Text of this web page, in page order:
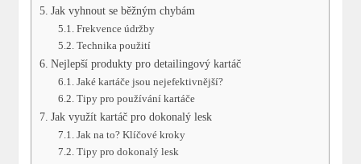
Jak vyhnout ⁢se běžným‌ chybám
Frekvence ‌údržby
Technika ⁤použití
Nejlepší produkty pro ​detailingový kartáč
Jaké kartáče jsou nejefektivnější?
Tipy pro používání kartáče
Jak využít ‌kartáč⁤ pro ‌dokonalý lesk
Jak ‍na to? ⁤Klíčové⁢ kroky
Tipy pro dokonalý lesk